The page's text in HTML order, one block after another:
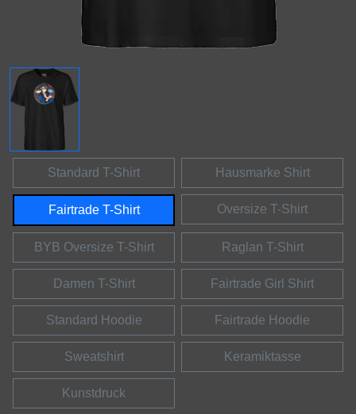
Standard T-Shirt Hausmarke Shirt
Fairtrade T-Shirt Oversize T-Shirt
BYB Oversize T-Shirt Raglan T-Shirt
Damen T-Shirt Fairtrade Girl Shirt
Standard Hoodie Fairtrade Hoodie
Sweatshirt Keramiktasse
Kunstdruck